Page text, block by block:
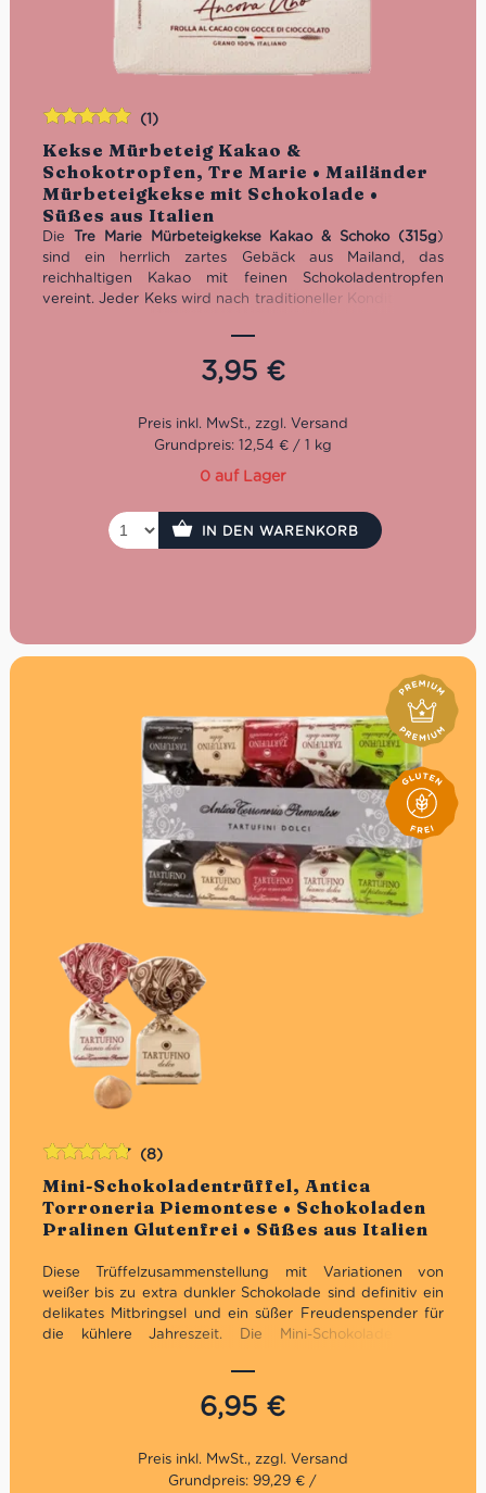
Kekse Mürbeteig Kakao &
Schokotropfen, Tre Marie • Mailänder
Mürbeteigkekse mit Schokolade •
Süßes aus Italien
(1)
Die Tre Marie Mürbeteigkekse Kakao & Schoko (315g)
sind ein herrlich zartes Gebäck aus Mailand, das
reichhaltigen Kakao mit feinen Schokoladentropfen
vereint. Jeder Keks wird nach traditioneller Konditorkunst
Textur und einem intensiven, schokoladigen Aroma. Ideal
zum Kaffee, für die kleine Auszeit oder als besondere
Leckerei für Genießer – ein echter Klassiker aus dem
höchstem Niveau bietet.
Eigenschaften:
dunkle Schokoladentropfen 15%
Menge:315g
3,95 €
Bewertet
mit5.00von
5
Grundpreis: 12,54 € / 1 kg
0 auf Lager
IN DEN WARENKORB
Mini-Schokoladentrüffel, Antica
Torroneria Piemontese • Schokoladen
Pralinen Glutenfrei • Süßes aus Italien
(8)
Diese Trüffelzusammenstellung mit Variationen von
weißer bis zu extra dunkler Schokolade sind definitiv ein
delikates Mitbringsel und ein süßer Freudenspender für
die kühlere Jahreszeit. Die Mini-Schokoladentrüffel
Original, bianco, con amaretti und al pistacchio. Feine
kleinen Pralinen aus dem Piemont mit Nüssen, Mandeln
und Pistazien. Glutenfrei.
ausgezeichnete Trüffel und Nougat, die alle von der IGP
Nocciola aus dem Piemont inspiriert sind. Die fünfte
6,95 €
mit4.75
von 5
Grundpreis: 99,29 € /